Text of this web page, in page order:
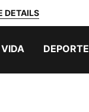
DETAILS
DEPORTE